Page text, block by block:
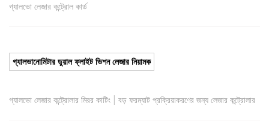
গ্যালভো লেজার কন্ট্রোল কার্ড
গ্যালভানোমিটার ডুয়াল ফ্লাইট ভিশন লেজার নিয়ামক
গ্যালভো লেজার কন্ট্রোলার মিরর কাটিং বড় ফরম্যাট প্রক্রিয়াকরণের জন্য লেজার কন্ট্রোলার